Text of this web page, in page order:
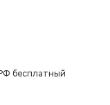
бесплатный